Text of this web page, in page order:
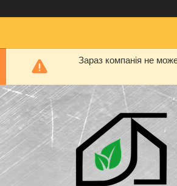
Зараз компанія не